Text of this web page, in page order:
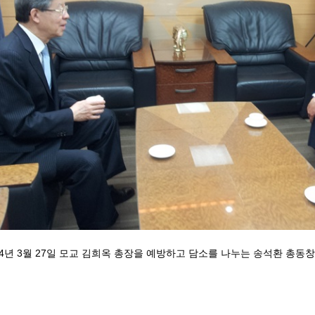
년 3월 27일 모교 김희옥 총장을 예방하고 담소를 나누는 송석환 총동